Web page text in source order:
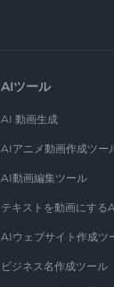
AIツール
AI 動画生成
AIアニメ動画作成ツー
AI動画編集ツール
テキストを動画にする
AIウェブサイト作成ツ
ビジネス名作成ツール